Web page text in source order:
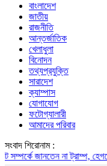
বাংলাদেশ
জাতীয়
রাজনীতি
আন্তর্জাতিক
খেলাধুলা
বিনোদন
তথ্যপ্রযুক্তি
সারাদেশ
ক্যাম্পাস
যোগাযোগ
ফটোগ্যালারী
আমাদের পরিবার
সংবাদ শিরোনাম :
জানতেন না ট্রাম্প, হেগসেথের